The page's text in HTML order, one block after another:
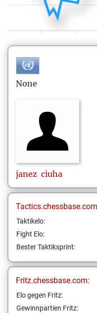
None
janez ciuha
Taktikelo:
Fight Elo:
Bester Taktiksprint:
Fritz.chessbase.com:
Elo gegen Fritz:
Gewinnpartien Fritz: